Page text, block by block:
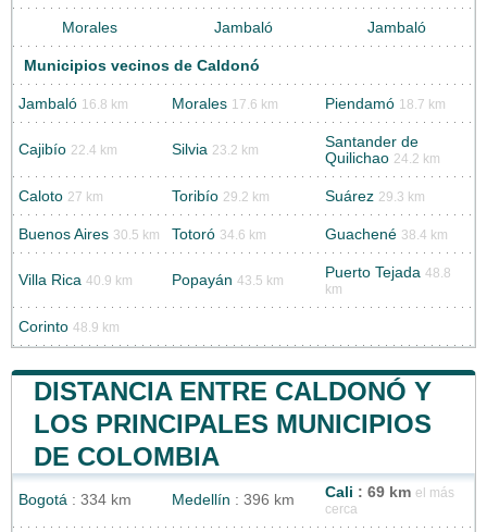
Morales Jambaló Jambaló
Municipios vecinos de Caldonó
Jambaló 16.8 km Morales 17.6 km Piendamó 18.7 km
Cajibío 22.4 km Silvia 23.2 km
Santander de
Quilichao 24.2 km
Caloto 27 km Toribío 29.2 km Suárez 29.3 km
Buenos Aires 30.5 km Totoró 34.6 km Guachené 38.4 km
Villa Rica 40.9 km Popayán 43.5 km Puerto Tejada 48.8
km
Corinto 48.9 km
DISTANCIA ENTRE CALDONÓ Y
LOS PRINCIPALES MUNICIPIOS
DE COLOMBIA
Bogotá : 334 km Medellín : 396 km Cali : 69 km el más
cerca